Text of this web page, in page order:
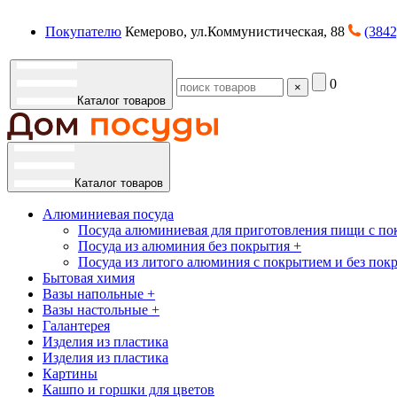
Покупателю Кемерово, ул.Коммунистическая, 88
Каталог товаров
× 0
Каталог товаров
Алюминиевая посуда
Посуда алюминиевая для приготовления пищи с
Посуда из алюминия без покрытия +
Посуда из литого алюминия с покрытием и без
Бытовая химия
Вазы напольные +
Вазы настольные +
Галантерея
Изделия из пластика
Изделия из пластика
Картины
Кашпо и горшки для цветов